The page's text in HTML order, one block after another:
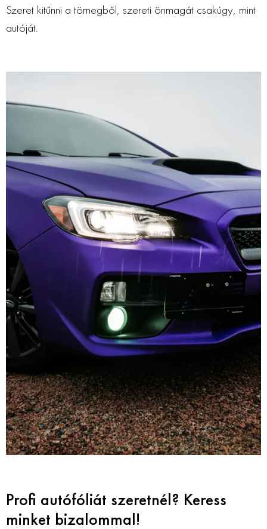
Szeret kitűnni a tömegből, szereti önmagát csakúgy, mint
autóját.
Profi autófóliát szeretnél? Keress
minket bizalommal!